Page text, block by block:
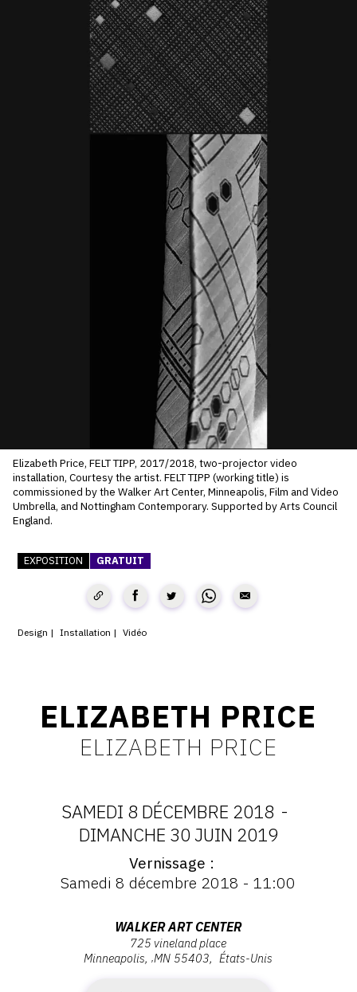
SERVICES
CRÉER SON CATALOGUE RAISONNÉ
ABONNEMENTS DÉDIÉS AUX GALERISTES
CRÉER SON SITE ARTISTE
CRÉER SON CATALOGUE D'EXPO
PUBLIER SES EXPOSITIONS
DEVENIR CONTRIBUTEUR
À PROPOS
L'ÉQUIPE OAM
À PROPOS D'OAM
CONTACT
CGU
CGV
SUIVEZ-NOUS
TWITTER
Elizabeth Price, FELT TIPP, 2017/2018, two-projector video
installation, Courtesy the artist. FELT TIPP (working title) is
commissioned by the Walker Art Center, Minneapolis, Film and Video
Umbrella, and Nottingham Contemporary. Supported by Arts Council
England.
EXPOSITION GRATUIT
Design Installation Vidéo
ELIZABETH PRICE
ELIZABETH PRICE
DATES
:
8
SAMEDI 8 DÉCEMBRE 2018 -
DIMANCHE 30 JUIN 2019
décembre
Vernissage
Samedi 8 décembre 2018 - 11:00
WALKER ART CENTER
725 vineland place
Minneapolis ,MN 55403 États-Unis